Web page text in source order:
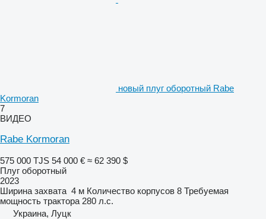
новый плуг оборотный Rabe
Kormoran
7
ВИДЕО
Rabe Kormoran
575 000 TJS 54 000 € ≈ 62 390 $
Плуг оборотный
2023
Ширина захвата 4 м Количество корпусов 8 Требуемая
мощность трактора 280 л.с.
Украина, Луцк